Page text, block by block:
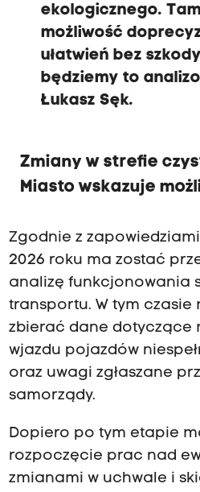
ekologicznego.
możliwość
ułatwień bez
będziemy to
Łukasz Sęk.
Zmiany w strefie
Miasto wskazuje
Zgodnie z
2026 roku ma zostać
analizę funkcjonowania
transportu. W tym czasie
zbierać dane dotyczące
wjazdu pojazdów
oraz uwagi zgłaszane
samorządy.
Dopiero po tym etapie
rozpoczęcie prac nad
zmianami w uchwale i